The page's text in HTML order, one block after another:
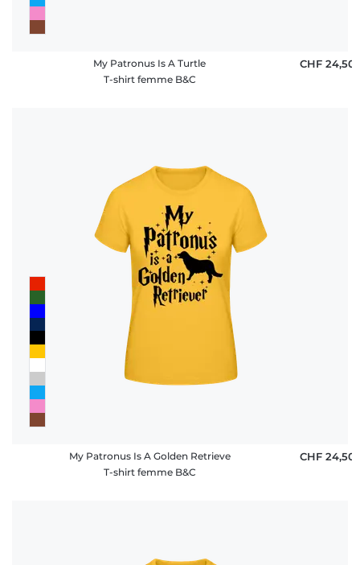
My Patronus Is A Turtle
T-shirt femme B&C
CHF 24,50
My Patronus Is A Golden Retrieve
T-shirt femme B&C
CHF 24,50